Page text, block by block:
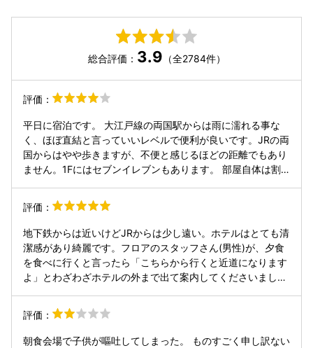
総合評価： 3.9 （全2784件）
評価：
平日に宿泊です。 大江戸線の両国駅からは雨に濡れる事な
く、ほぼ直結と言っていいレベルで便利が良いです。JRの両
国からはやや歩きますが、不便と感じるほどの距離でもあり
ません。1Fにはセブンイレブンもあります。 部屋自体は割
ありません。 宿泊の日は暑くも寒くもなかったので特に不都
合は感じませんでしたが、集中冷暖らしく、送風しかできな
いとの事でした。まだ4月ではありますが、下旬ですので季
節外れの暑さが来たら辛そうだなと感じました。 朝食に関し
ては、見た目的には普通な感じがしていましたが、ちゃんこ
が想像以上にとても美味しいです。カレーに関してはスパイ
スが比較的強めながら辛さは控えめで、ややアンバランスな
評価：
地下鉄からは近いけどJRからは少し遠い。ホテルはとても清
潔感があり綺麗です。フロアのスタッフさん(男性)が、夕食
を食べに行くと言ったら「こちらから行くと近道になります
よ」とわざわざホテルの外まで出て案内してくださいまし
評価：
朝食会場で子供が嘔吐してしまった。 ものすごく申し訳ない